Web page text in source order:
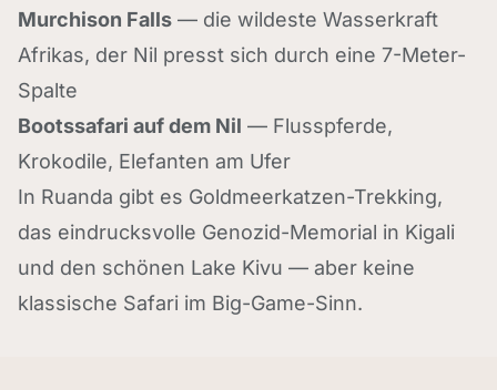
Murchison Falls — die wildeste Wasserkraft
Afrikas, der Nil presst sich durch eine 7-Meter-
Spalte
Bootssafari auf dem Nil — Flusspferde,
Krokodile, Elefanten am Ufer
In Ruanda gibt es Goldmeerkatzen-Trekking,
das eindrucksvolle Genozid-Memorial in Kigali
und den schönen Lake Kivu — aber keine
klassische Safari im Big-Game-Sinn.